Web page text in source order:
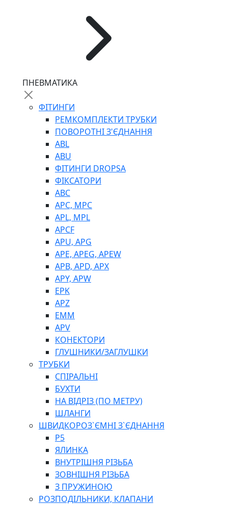
ПНЕВМАТИКА
ФІТИНГИ
РЕМКОМПЛЕКТИ ТРУБКИ
ПОВОРОТНІ З'ЄДНАННЯ
ABL
ABU
ФІТИНГИ DROPSA
ФІКСАТОРИ
ABC
APC, MPC
APL, MPL
APCF
APU, APG
APE, APEG, APEW
APB, APD, APX
APY, APW
EPK
APZ
EMM
APV
КОНЕКТОРИ
ГЛУШНИКИ/ЗАГЛУШКИ
ТРУБКИ
СПІРАЛЬНІ
БУХТИ
НА ВІДРІЗ (ПО МЕТРУ)
ШЛАНГИ
ШВИДКОРОЗ`ЄМНІ З`ЄДНАННЯ
P5
ЯЛИНКА
ВНУТРІШНЯ РІЗЬБА
ЗОВНІШНЯ РІЗЬБА
З ПРУЖИНОЮ
РОЗПОДІЛЬНИКИ, КЛАПАНИ